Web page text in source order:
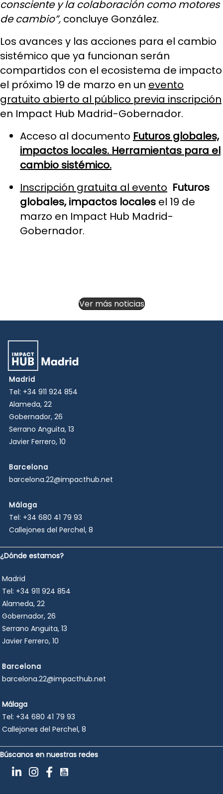
consciente y la colaboración como motores
de cambio”, concluye González.
Los avances y las acciones para el cambio
sistémico que ya funcionan serán
compartidos con el ecosistema de impacto
el próximo 19 de marzo en un evento
gratuito abierto al público previa inscripción
en Impact Hub Madrid-Gobernador.
Acceso al documento Futuros globales,
impactos locales. Herramientas para el
cambio sistémico.
Inscripción gratuita al evento Futuros
globales, impactos locales el 19 de
marzo en Impact Hub Madrid-
Gobernador.
Ver más noticias
Madrid
Tel: +34 911 924 854
Alameda, 22
Gobernador, 26
Serrano Anguita, 13
Javier Ferrero, 10
Barcelona
barcelona.22@impacthub.net
Málaga
Tel: +34 680 41 79 93
Callejones del Perchel, 8
¿Dónde estamos?
Madrid
Tel: +34 911 924 854
Alameda, 22
Gobernador, 26
Serrano Anguita, 13
Javier Ferrero, 10
Barcelona
barcelona.22@impacthub.net
Málaga
Tel: +34 680 41 79 93
Callejones del Perchel, 8
Búscanos en nuestras redes